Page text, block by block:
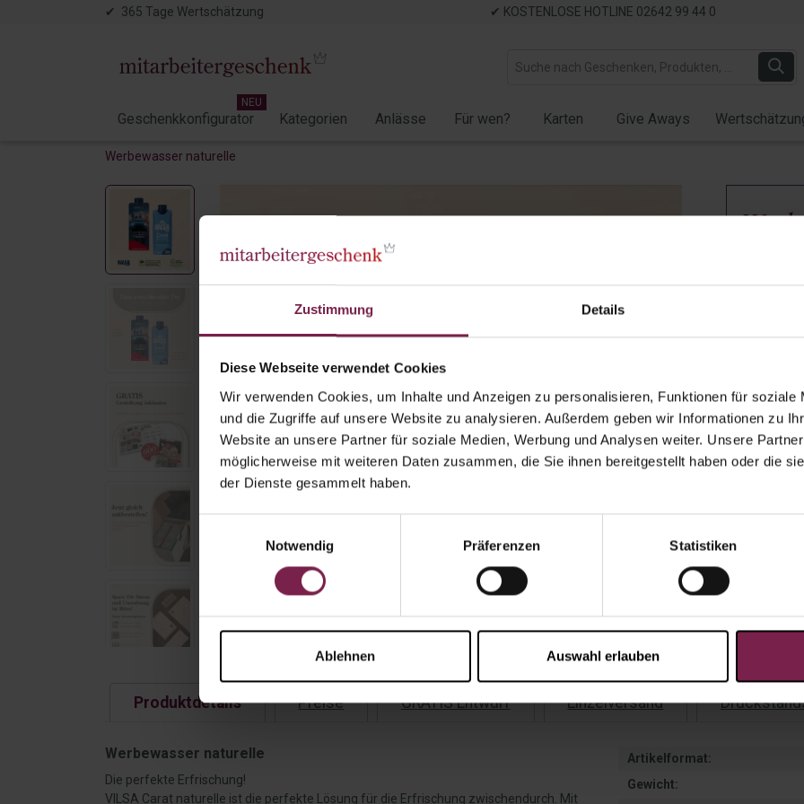
Zustimmung Details
Diese Webseite verwendet Cookies
Wir verwenden Cookies, um Inhalte und Anzeigen zu personalisieren, Funktionen für soziale
und die Zugriffe auf unsere Website zu analysieren. Außerdem geben wir Informationen zu
Website an unsere Partner für soziale Medien, Werbung und Analysen weiter. Unsere
möglicherweise mit weiteren Daten zusammen, die Sie ihnen bereitgestellt haben oder die
der Dienste gesammelt haben.
Notwendig
Präferenzen Statistiken
Ablehnen Auswahl erlauben
✔ 365 Tage Wertschätzung ✔ KOSTENLOSE HOTLINE 02642 99 44 0
Geschenkkonfigurator
NEU
Kategorien Anlässe Für wen? Karten Give Aways
Werbewasser naturelle
Artikel-Nr.:
eine
Produktdetails Preise GRATIS Entwurf Einzelversand
Werbewasser naturelle
Die perfekte Erfrischung!
VILSA Carat naturelle ist die perfekte Lösung für die Erfrischung zwischendurch. Mit
Artikelformat:
Gewicht: